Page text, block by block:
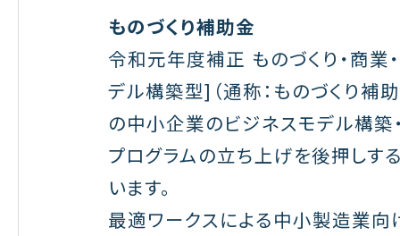
ものづくり補助金
令和元年度補正 ものづくり・商
デル構築型]（通称：ものづくり補
の中小企業のビジネスモデル構
プログラムの立ち上げを後押しす
います。
最適ワークスによる中小製造業